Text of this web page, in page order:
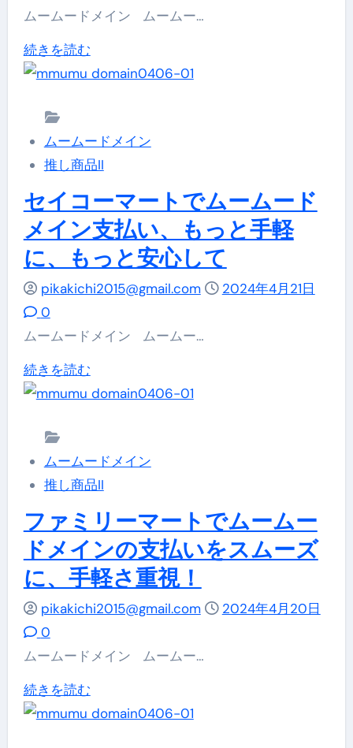
テ
シ
の
新
な
表
現
に
詳
し
む
る
別
キ
ペ
ン:
「.com」
メ
イ
が
499
円
得
可
能！
に
つ
い
て
し
読
む
ムームードメイン ムームー…
続きを読むム
ー
ド
メ
ン
で
安
心！
に
え
の
請
へ
の
明
確
な
応
策
に
ムームードメイン
推し商品II
セイコーマートでムームード
メイン支払い、もっと手軽
に、もっと安心して
pikakichi2015@gmail.com
2024年4月21日
0
ムームードメイン ムームー…
続きを読むセ
イ
マ
ー
ト
で
ム
ー
ム
ド
イ
ン
ムームードメイン
推し商品II
ファミリーマートでムームー
ドメインの支払いをスムーズ
に、手軽さ重視！
pikakichi2015@gmail.com
2024年4月20日
0
ムームードメイン ムームー…
続きを読むフ
ァ